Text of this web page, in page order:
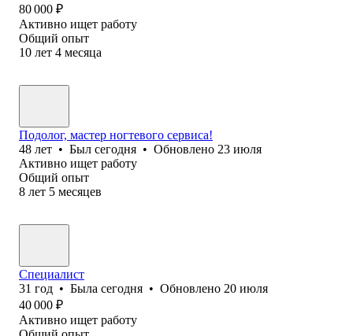
80 000 ₽
Активно ищет работу
Общий опыт
10 лет 4 месяца
Подолог, мастер ногтевого сервиса!
48 лет • Был сегодня • Обновлено 23 июля
Активно ищет работу
Общий опыт
8 лет 5 месяцев
Специалист
31 год • Была сегодня • Обновлено 20 июля
40 000 ₽
Активно ищет работу